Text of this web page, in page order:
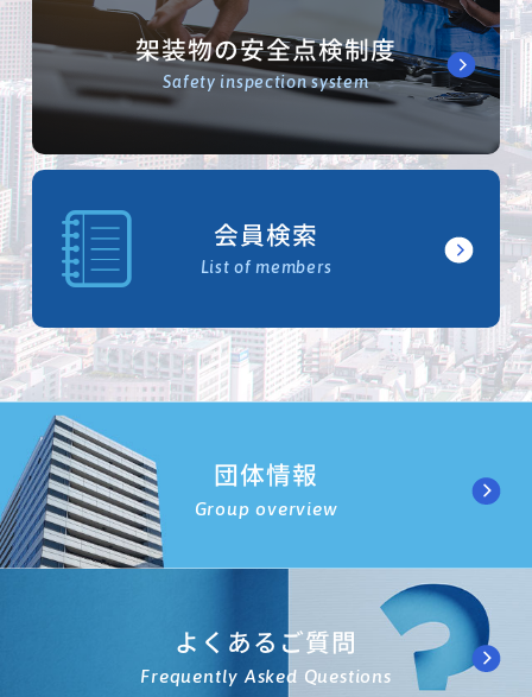
架装物の安全点検制度
Safety inspection system
会員検索
List of members
団体情報
Group overview
よくあるご質問
Frequently Asked Questions